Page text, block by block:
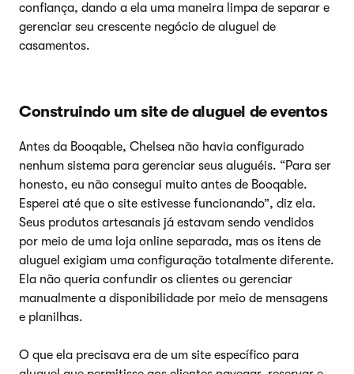
confiança, dando a ela uma maneira limpa de separar e
gerenciar seu crescente negócio de aluguel de
casamentos.
Construindo um site de aluguel de eventos
Antes da Booqable, Chelsea não havia configurado
nenhum sistema para gerenciar seus aluguéis. “Para ser
honesto, eu não consegui muito antes de Booqable.
Esperei até que o site estivesse funcionando”, diz ela.
Seus produtos artesanais já estavam sendo vendidos
por meio de uma loja online separada, mas os itens de
aluguel exigiam uma configuração totalmente diferente.
Ela não queria confundir os clientes ou gerenciar
manualmente a disponibilidade por meio de mensagens
e planilhas.
O que ela precisava era de um site específico para